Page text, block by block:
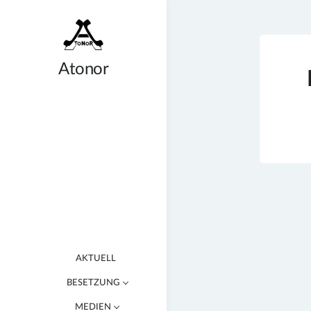
Atonor
AKTUELL
BESETZUNG
BENJAMIN STACHE
MEDIEN